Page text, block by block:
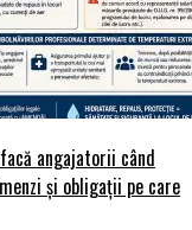
facă angajatorii când
și obligații pe care